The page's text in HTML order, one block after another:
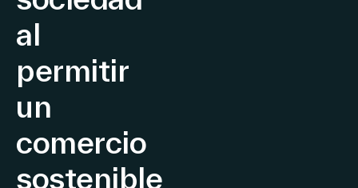
al
permitir
un
comercio
sostenible